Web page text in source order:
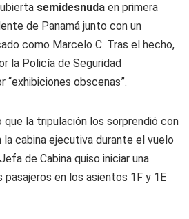
semidesnuda en primera
de Panamá junto con un
como Marcelo C. Tras el hecho,
la Policía de Seguridad
“exhibiciones obscenas”.
que la tripulación los sorprendió con
la cabina ejecutiva durante el vuelo
de Cabina quiso iniciar una
en los asientos 1F y 1E